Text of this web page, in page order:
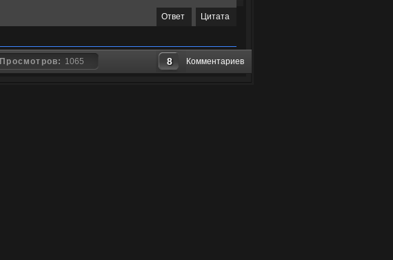
Ответ Цитата
Просмотров: 1065 8 Комментариев